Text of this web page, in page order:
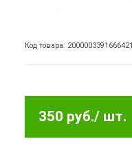
Код товара: 2000003391666421
350 руб./ шт.